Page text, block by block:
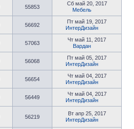
55853
Сб май 20, 2017
Мебель
56692
Пт май 19, 2017
ИнтерДизайн
57063
Чт май 11, 2017
Вардан
56068
Пт май 05, 2017
ИнтерДизайн
56654
Чт май 04, 2017
ИнтерДизайн
56449
Чт май 04, 2017
ИнтерДизайн
56219
Вт апр 25, 2017
ИнтерДизайн